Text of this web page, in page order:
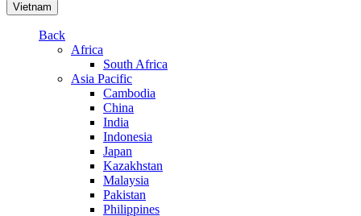
Vietnam
Back
Africa
South Africa
Asia Pacific
Cambodia
China
India
Indonesia
Japan
Kazakhstan
Malaysia
Pakistan
Philippines